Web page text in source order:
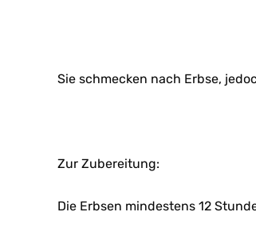
Sie schmecken nach Erbse,
Zur Zubereitung:
Die Erbsen mindestens 12